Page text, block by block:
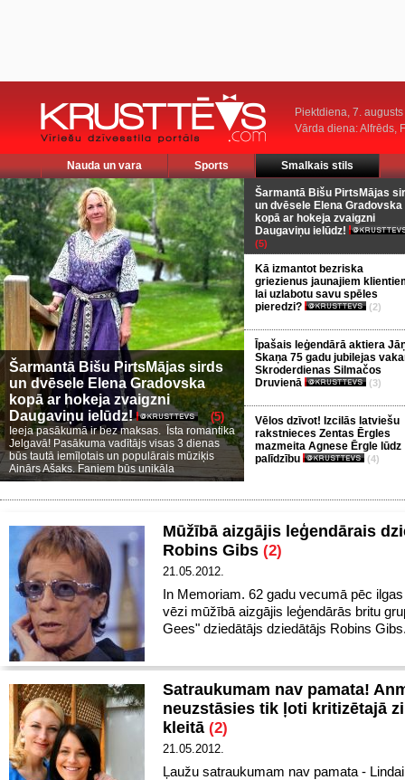
Piektdiena, 7. augusts
Vārda diena: Alfrēds,
Nauda un vara Sports Smalkais stils
Šarmantā Bišu PirtsMājas sirds
un dvēsele Elena Gradovska
kopā ar hokeja zvaigzni
Daugaviņu ielūdz!
(5)
Ieeja pasākumā ir bez maksas. Īsta romantika
Jelgavā! Pasākuma vadītājs visas 3 dienas
būs tautā iemīļotais un populārais mūziķis
Ainārs Ašaks. Faniem būs unikāla
Šarmantā Bišu PirtsMājas
un dvēsele Elena Gradovska
kopā ar hokeja zvaigzni
Daugaviņu ielūdz!
(5)
Kā izmantot bezriska
griezienus jaunajiem
lai uzlabotu savu spēles
pieredzi?
(2)
Īpašais leģendārā aktiera
Skaņa 75 gadu jubilejas
Skroderdienas Silmačos
Druvienā
(3)
Vēlos dzīvot! Izcilās latviešu
rakstnieces Zentas Ērgles
mazmeita Agnese Ērgle lūdz
palīdzību
(4)
Mūžībā aizgājis leģendārais
Robins Gibs (2)
21.05.2012.
In Memoriam. 62 gadu vecumā pēc
vēzi mūžībā aizgājis leģendārās britu
Gees" dziedātājs dziedātājs Robins
Satraukumam nav pamata!
neuzstāsies tik ļoti kritizētajā
kleitā (2)
21.05.2012.
Ļaužu satraukumam nav pamata -